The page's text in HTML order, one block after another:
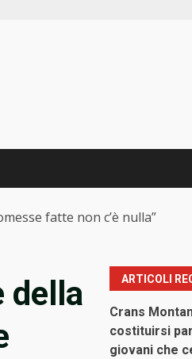
fatte non c’è nulla”
della
ARTICOLI
Crans
costituirsi
giovani che